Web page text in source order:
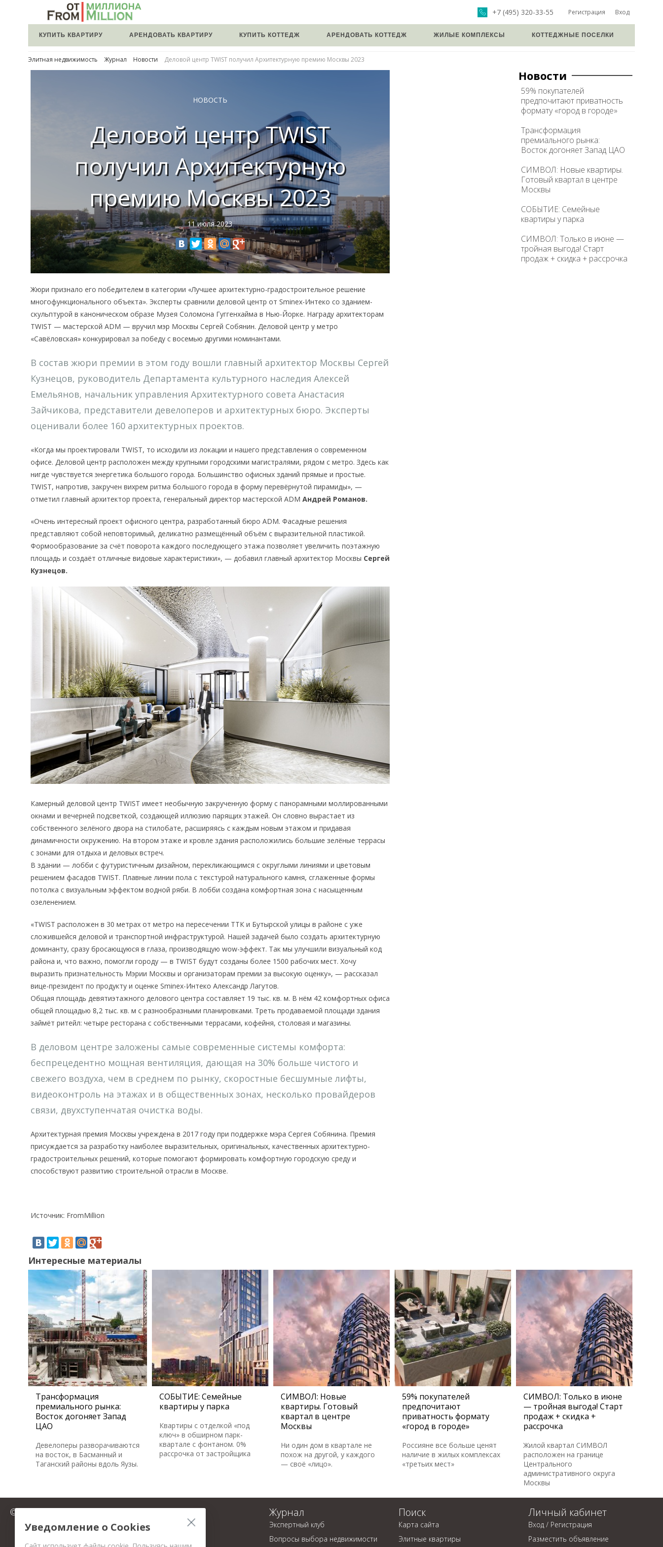
Регистрация Вход
+7 (495) 320-33-55
КУПИТЬ КВАРТИРУ АРЕНДОВАТЬ КВАРТИРУ КУПИТЬ КОТТЕДЖ АРЕНДОВАТЬ КОТТЕДЖ ЖИЛЫЕ КОМПЛЕКСЫ КОТТЕДЖНЫЕ ПОСЕЛКИ
Элитная недвижимость Журнал Новости Деловой центр TWIST получил Архитектурную премию Москвы 2023
НОВОСТЬ
Деловой центр TWIST
получил Архитектурную
премию Москвы 2023
11 июля 2023
Жюри признало его победителем в категории «Лучшее архитектурно-градостроительное решение
многофункционального объекта». Эксперты сравнили деловой центр от Sminex-Интеко со зданием-
скульптурой в каноническом образе Музея Соломона Гуггенхайма в Нью-Йорке. Награду архитекторам
TWIST — мастерской ADM — вручил мэр Москвы Сергей Собянин. Деловой центр у метро
«Савёловская» конкурировал за победу с восемью другими номинантами.
В состав жюри премии в этом году вошли главный архитектор Москвы Сергей
Кузнецов, руководитель Департамента культурного наследия Алексей
Емельянов, начальник управления Архитектурного совета Анастасия
Зайчикова, представители девелоперов и архитектурных бюро. Эксперты
оценивали более 160 архитектурных проектов.
«Когда мы проектировали TWIST, то исходили из локации и нашего представления о современном
офисе. Деловой центр расположен между крупными городскими магистралями, рядом с метро. Здесь как
нигде чувствуется энергетика большого города. Большинство офисных зданий прямые и простые.
TWIST, напротив, закручен вихрем ритма большого города в форму перевёрнутой пирамиды», —
отметил главный архитектор проекта, генеральный директор мастерской ADM Андрей Романов.
«Очень интересный проект офисного центра, разработанный бюро ADM. Фасадные решения
представляют собой неповторимый, деликатно размещённый объём с выразительной пластикой.
Формообразование за счёт поворота каждого последующего этажа позволяет увеличить поэтажную
площадь и создаёт отличные видовые характеристики», — добавил главный архитектор Москвы Сергей
Кузнецов.
Камерный деловой центр TWIST имеет необычную закрученную форму с панорамными моллированными
окнами и вечерней подсветкой, создающей иллюзию парящих этажей. Он словно вырастает из
собственного зелёного двора на стилобате, расширяясь с каждым новым этажом и придавая
динамичности окружению. На втором этаже и кровле здания расположились большие зелёные террасы
с зонами для отдыха и деловых встреч.
В здании — лобби с футуристичным дизайном, перекликающимся с округлыми линиями и цветовым
решением фасадов TWIST. Плавные линии пола с текстурой натурального камня, сглаженные формы
потолка с визуальным эффектом водной ряби. В лобби создана комфортная зона с насыщенным
озеленением.
«TWIST расположен в 30 метрах от метро на пересечении ТТК и Бутырской улицы в районе с уже
сложившейся деловой и транспортной инфраструктурой. Нашей задачей было создать архитектурную
доминанту, сразу бросающуюся в глаза, производящую wow-эффект. Так мы улучшили визуальный код
района и, что важно, помогли городу — в TWIST будут созданы более 1500 рабочих мест. Хочу
выразить признательность Мэрии Москвы и организаторам премии за высокую оценку», — рассказал
вице-президент по продукту и оценке Sminex-Интеко Александр Лагутов.
Общая площадь девятиэтажного делового центра составляет 19 тыс. кв. м. В нём 42 комфортных офиса
общей площадью 8,2 тыс. кв. м с разнообразными планировками. Треть продаваемой площади здания
займёт ритейл: четыре ресторана с собственными террасами, кофейня, столовая и магазины.
В деловом центре заложены самые современные системы комфорта:
беспрецедентно мощная вентиляция, дающая на 30% больше чистого и
свежего воздуха, чем в среднем по рынку, скоростные бесшумные лифты,
видеоконтроль на этажах и в общественных зонах, несколько провайдеров
связи, двухступенчатая очистка воды.
Архитектурная премия Москвы учреждена в 2017 году при поддержке мэра Сергея Собянина. Премия
присуждается за разработку наиболее выразительных, оригинальных, качественных архитектурно-
градостроительных решений, которые помогают формировать комфортную городскую среду и
способствуют развитию строительной отрасли в Москве.
Источник: FromMillion
Новости
59% покупателей
предпочитают приватность
формату «город в городе»
Трансформация
премиального рынка:
Восток догоняет Запад ЦАО
СИМВОЛ: Новые квартиры.
Готовый квартал в центре
Москвы
СОБЫТИЕ: Семейные
квартиры у парка
СИМВОЛ: Только в июне —
тройная выгода! Старт
продаж + скидка + рассрочка
Интересные материалы
Трансформация
премиального рынка:
Восток догоняет Запад
ЦАО
Девелоперы разворачиваются
на восток, в Басманный и
Таганский районы вдоль Яузы.
СОБЫТИЕ: Семейные
квартиры у парка
Квартиры с отделкой «под
ключ» в обширном парк-
квартале с фонтаном. 0%
рассрочка от застройщика
СИМВОЛ: Новые
квартиры. Готовый
квартал в центре
Москвы
Ни один дом в квартале не
похож на другой, у каждого
— своё «лицо».
59% покупателей
предпочитают
приватность формату
«город в городе»
Россияне все больше ценят
наличие в жилых комплексах
«третьих мест»
СИМВОЛ: Только в июне
— тройная выгода! Старт
продаж + скидка +
рассрочка
Жилой квартал СИМВОЛ
расположен на границе
Центрального
административного округа
Москвы
Уведомление о Cookies
© 2025 FromMillion.ru Журнал
Экспертный клуб
Вопросы выбора недвижимости
Поиск
Карта сайта
Элитные квартиры
Личный кабинет
Вход / Регистрация
Разместить объявление